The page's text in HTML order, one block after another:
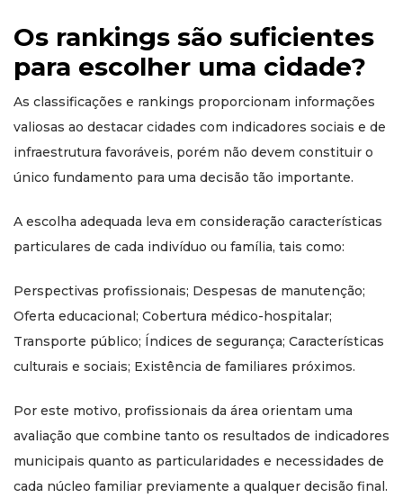
Os rankings são suficientes
para escolher uma cidade?
As classificações e rankings proporcionam informações
valiosas ao destacar cidades com indicadores sociais e de
infraestrutura favoráveis, porém não devem constituir o
único fundamento para uma decisão tão importante.
A escolha adequada leva em consideração características
particulares de cada indivíduo ou família, tais como:
Perspectivas profissionais; Despesas de manutenção;
Oferta educacional; Cobertura médico-hospitalar;
Transporte público; Índices de segurança; Características
culturais e sociais; Existência de familiares próximos.
Por este motivo, profissionais da área orientam uma
avaliação que combine tanto os resultados de indicadores
municipais quanto as particularidades e necessidades de
cada núcleo familiar previamente a qualquer decisão final.